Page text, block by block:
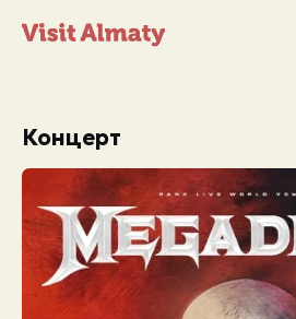
Концерт
Новости